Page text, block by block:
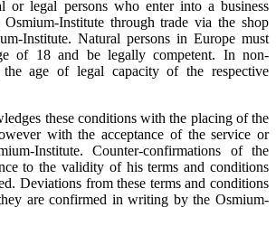
or legal persons who enter into a business
Institute through trade via the shop
Institute. Natural persons in Europe must
of 18 and be legally competent. In non-
the age of legal capacity of the respective
these conditions with the placing of the
with the acceptance of the service or
Institute. Counter-confirmations of the
to the validity of his terms and conditions
Deviations from these terms and conditions
are confirmed in writing by the Osmium-